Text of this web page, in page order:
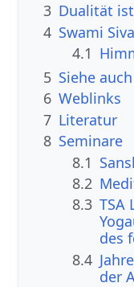
3 Dualität
4 Swami
4.1
5 Siehe auch
6 Weblinks
7 Literatur
8 Seminare
8.1
8.2
8.3 TSA
des
8.4
der